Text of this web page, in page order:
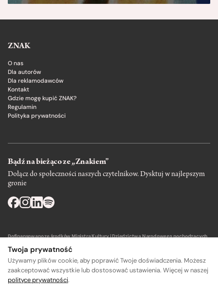
ZNAK
O nas
Dla autorów
Dla reklamodawców
Kontakt
Gdzie mogę kupić ZNAK?
Regulamin
Polityka prywatności
Bądź na bieżąco ze „Znakiem”
Dołącz do społeczności naszych czytelnikow. Dysktuj w najlepszym
gronie
Dofinansowano ze środków Ministra Kultury i Dziedzictwa Narodowego pochodzących
Twoja prywatność
Używamy plików cookie, aby poprawić Twoje doświadczenia. Możesz
zaakceptować wszystkie lub dostosować ustawienia. Więcej w naszej
polityce prywatności.